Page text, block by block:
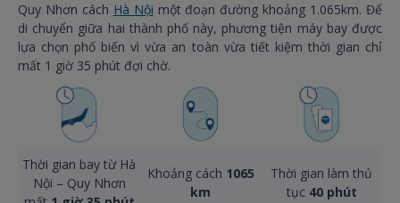
Quy Nhơn cách Hà Nội một đoạn đường khoảng 1.065km. Để
di chuyển giữa hai thành phố này, phương tiện máy bay được
lựa chọn phổ biến vì vừa an toàn vừa tiết kiệm thời gian chỉ
mất 1 giờ 35 phút đợi chờ.
Thời gian bay từ Hà
Nội – Quy Nhơn
Khoảng cách 1065
km
Thời gian làm thủ
tục 40 phút